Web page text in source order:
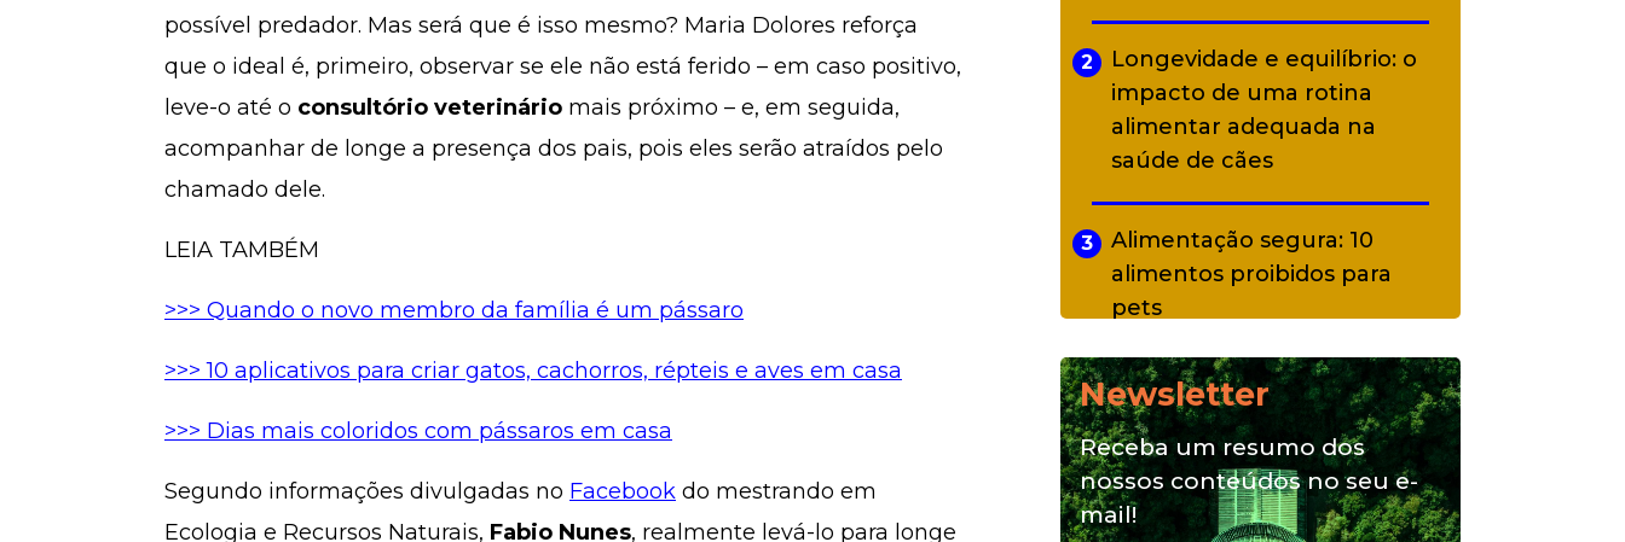
possível predador. Mas será que é isso mesmo? Maria Dolores reforça
que o ideal é, primeiro, observar se ele não está ferido – em caso positivo,
leve-o até o consultório veterinário mais próximo – e, em seguida,
acompanhar de longe a presença dos pais, pois eles serão atraídos pelo
chamado dele.
LEIA TAMBÉM
>>> Quando o novo membro da família é um pássaro
>>> 10 aplicativos para criar gatos, cachorros, répteis e aves em casa
>>> Dias mais coloridos com pássaros em casa
Segundo informações divulgadas no Facebook do mestrando em
Ecologia e Recursos Naturais, Fabio Nunes, realmente levá-lo para longe
2
Longevidade e equilíbrio: o
impacto de uma rotina
alimentar adequada na
saúde de cães
3
Alimentação segura: 10
alimentos proibidos para
pets
4
Alimentação natural e mix
feeding: conheça essas
opções para nutrição do seu
pet
Newsletter
Receba um resumo dos
nossos conteúdos no seu e-
mail!